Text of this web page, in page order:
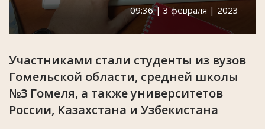
09:36 | 3 февраля | 2023
Участниками стали студенты из вузов
Гомельской области, средней школы
№3 Гомеля, а также университетов
России, Казахстана и Узбекистана